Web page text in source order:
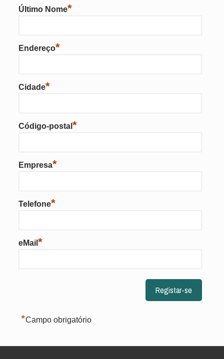
Último Nome*
Endereço*
Cidade*
Código-postal *
Empresa*
Telefone*
eMail *
*Campo obrigatório